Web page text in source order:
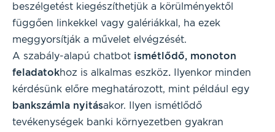
beszélgetést kiegészíthetjük a körülményektől
függően linkekkel vagy galériákkal, ha ezek
meggyorsítják a művelet elvégzését.
A szabály-alapú chatbot ismétlődő, monoton
feladatokhoz is alkalmas eszköz. Ilyenkor minden
kérdésünk előre meghatározott, mint például egy
bankszámla nyitásakor. Ilyen ismétlődő
tevékenységek banki környezetben gyakran